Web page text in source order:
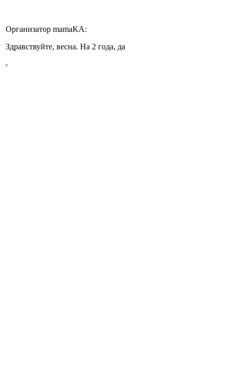
Организатор mamaKA:
Здравствуйте, весна. На 2 года, да